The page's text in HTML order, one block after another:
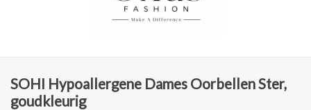
Merken
SOHI Hypoallergene Dames Oorbellen Ster,
goudkleurig